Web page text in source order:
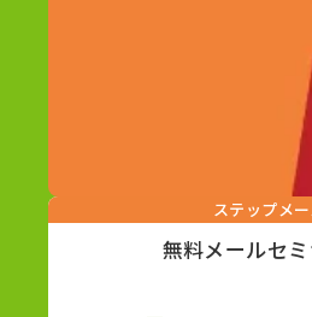
ステップメ
無料メールセ